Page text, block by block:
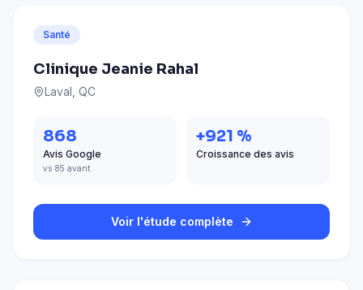
Santé
Clinique Jeanie Rahal
Laval, QC
868
Avis Google
vs 85 avant
+921 %
Croissance des avis
Voir l'étude complète